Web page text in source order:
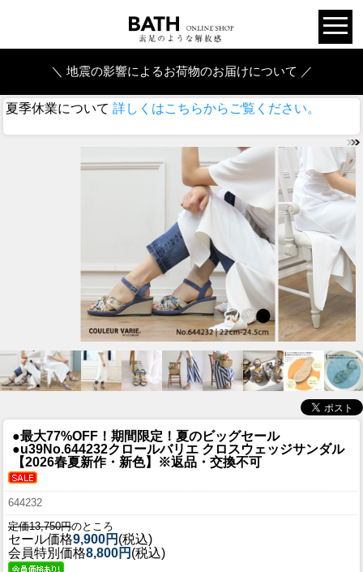
＼ 地震の影響によるお荷物のお届けについて ／
夏季休業について 詳しくはこちらからご覧ください。
●最大77%OFF！期間限定！夏のビッグセール
●u39No.644232クロールバリエ クロスウェッジサンダル
【2026春夏新作・新色】※返品・交換不可
644232
定価13,750円のところ
セール価格9,900円 (税込)
会員特別価格8,800円 (税込)